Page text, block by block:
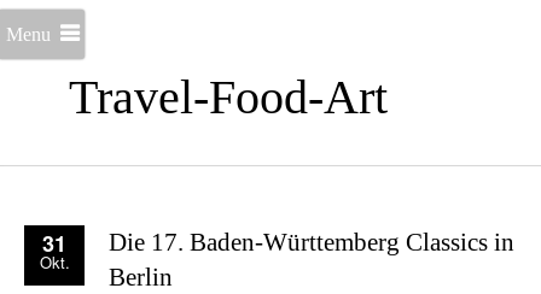
Travel-Food-Art
Menu
31
Okt.
Die 17. Baden-Württemberg Classics in
Berlin